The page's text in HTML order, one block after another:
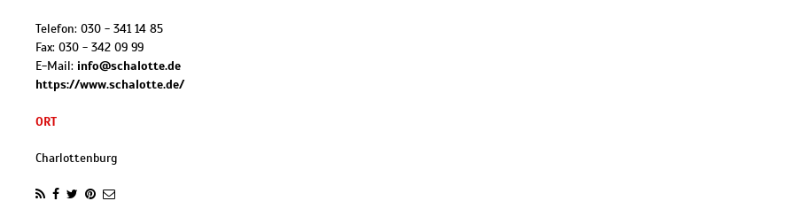
Telefon: 030 - 341 14 85
Fax: 030 - 342 09 99
E-Mail: info@schalotte.de
https://www.schalotte.de/
ORT
Charlottenburg